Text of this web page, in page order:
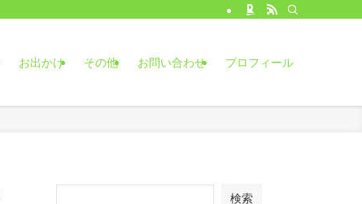
お出かけ その他 お問い合わせ プロフィール
検索